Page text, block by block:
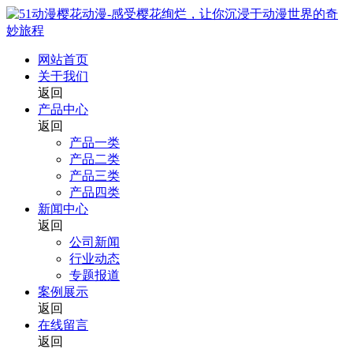
网站首页
关于我们
返回
产品中心
返回
产品一类
产品二类
产品三类
产品四类
新闻中心
返回
公司新闻
行业动态
专题报道
案例展示
返回
在线留言
返回